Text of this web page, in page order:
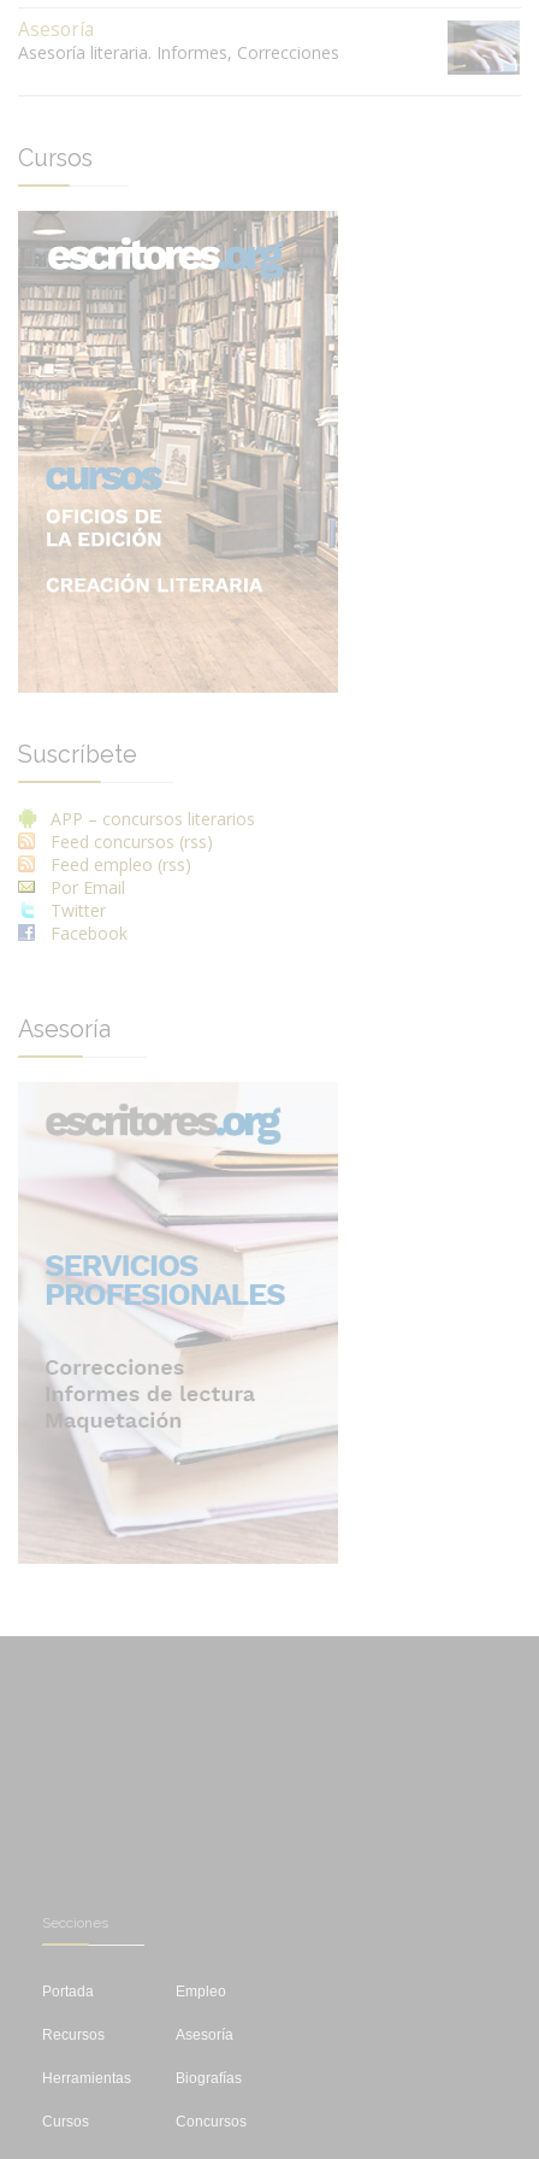
Asesoría
Asesoría literaria. Informes, Correcciones
Cursos
Suscríbete
APP – concursos literarios
Feed concursos (rss)
Feed empleo (rss)
Por Email
Twitter
Facebook
Asesoría
Secciones
Portada
Recursos
Herramientas
Cursos
Empleo
Asesoría
Biografías
Concursos